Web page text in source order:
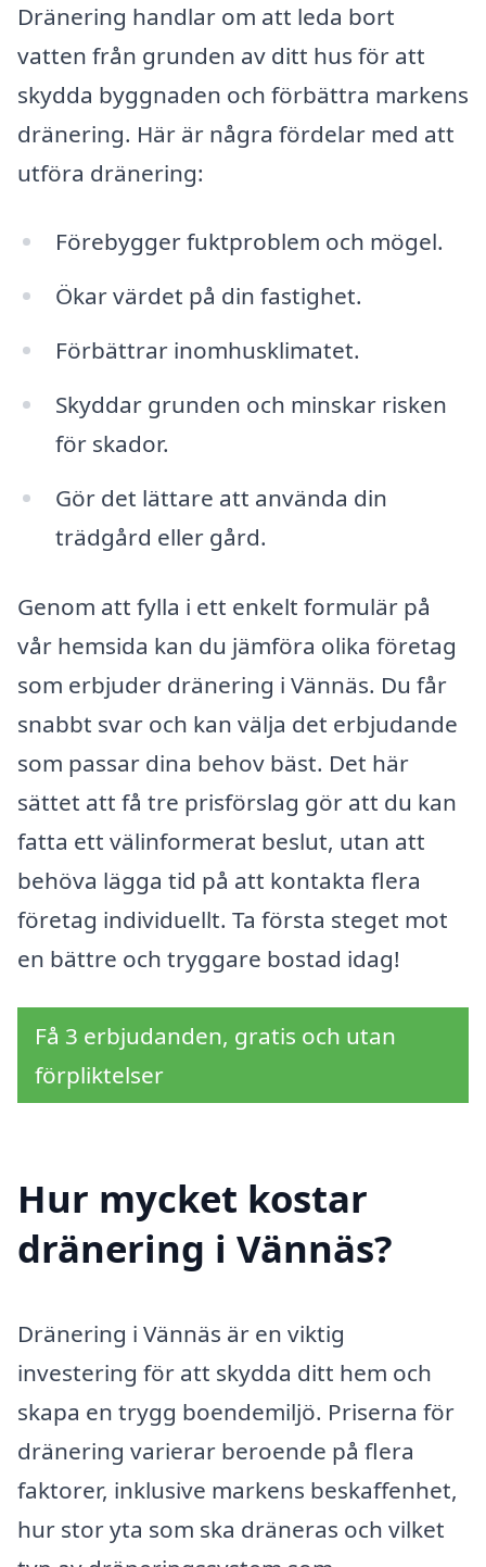
Dränering handlar om att leda bort
vatten från grunden av ditt hus för att
skydda byggnaden och förbättra markens
dränering. Här är några fördelar med att
utföra dränering:
Förebygger fuktproblem och mögel.
Ökar värdet på din fastighet.
Förbättrar inomhusklimatet.
Skyddar grunden och minskar risken
för skador.
Gör det lättare att använda din
trädgård eller gård.
Genom att fylla i ett enkelt formulär på
vår hemsida kan du jämföra olika företag
som erbjuder dränering i Vännäs. Du får
snabbt svar och kan välja det erbjudande
som passar dina behov bäst. Det här
sättet att få tre prisförslag gör att du kan
fatta ett välinformerat beslut, utan att
behöva lägga tid på att kontakta flera
företag individuellt. Ta första steget mot
en bättre och tryggare bostad idag!
Få 3 erbjudanden, gratis och utan
förpliktelser
Hur mycket kostar
dränering i Vännäs?
Dränering i Vännäs är en viktig
investering för att skydda ditt hem och
skapa en trygg boendemiljö. Priserna för
dränering varierar beroende på flera
faktorer, inklusive markens beskaffenhet,
hur stor yta som ska dräneras och vilket